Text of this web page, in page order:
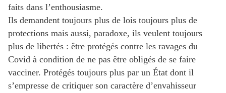
faits dans l’enthousiasme.
Ils demandent toujours plus de lois toujours plus de
protections mais aussi, paradoxe, ils veulent toujours
plus de libertés : être protégés contre les ravages du
Covid à condition de ne pas être obligés de se faire
vacciner. Protégés toujours plus par un État dont il
s’empresse de critiquer son caractère d’envahisseur